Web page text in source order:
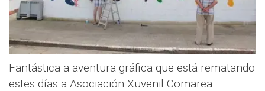
Fantástica a aventura gráfica que está rematando
estes días a Asociación Xuvenil Comarea